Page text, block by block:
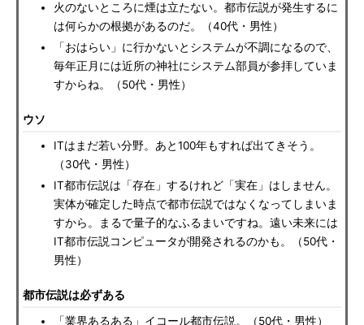
火のないところに煙は立たない。都市伝説が発生するに
は何らかの根拠があるのだ。（40代・男性）
「おはらい」に行かないとシステムが不調になるので、
毎年正月には近所の神社にシステム部員が参拝していま
すからね。（50代・男性）
ウソ
ITはまだ若い分野。あと100年もすれば出てきそう。
（30代・男性）
IT都市伝説は「存在」するけれど「実在」はしません。
実体が確定した時点で都市伝説ではなくなってしまいま
すから。まるで量子的なふるまいですね。遠い未来には
IT都市伝説コンピュータが開発されるのかも。（50代・
男性）
都市伝説は必ずある
「業界あるある」イコール都市伝説。（50代・男性）